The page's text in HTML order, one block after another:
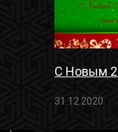
С Новым
31.12.2020